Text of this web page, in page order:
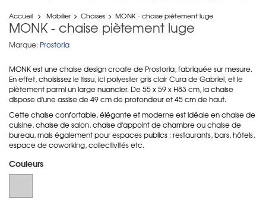
Accueil > Mobilier > Chaises > MONK - chaise piètement luge
MONK - chaise piètement luge
Marque: Prostoria
MONK est une chaise design croate de Prostoria, fabriquée sur mesure.
En effet, choisissez le tissu, ici polyester gris clair Cura de Gabriel, et le
piètement parmi un large nuancier. De 55 x 59 x H83 cm, la chaise
dispose d'une assise de 49 cm de profondeur et 45 cm de haut.
Cette chaise confortable, élégante et moderne est idéale en chaise de
cuisine, chaise de salon, chaise d'appoint de chambre ou chaise de
bureau, mais également pour espaces publics : restaurants, bars, hôtels,
espace de coworking, collectivités etc.
Couleurs